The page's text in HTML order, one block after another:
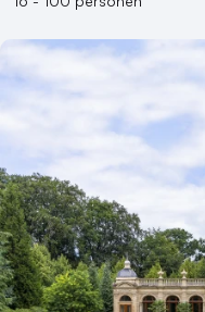
Varende locatie